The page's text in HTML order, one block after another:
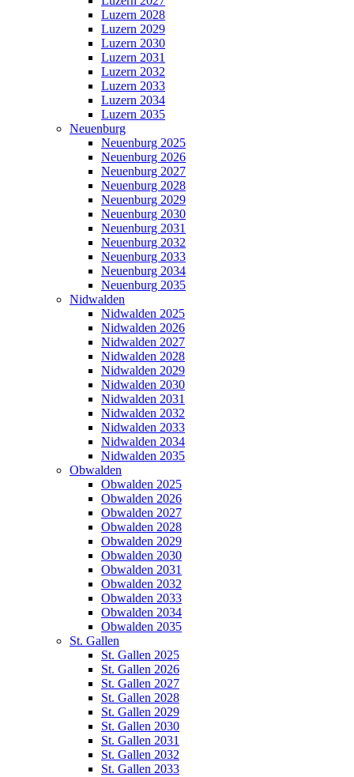
Luzern 2028
Luzern 2029
Luzern 2030
Luzern 2031
Luzern 2032
Luzern 2033
Luzern 2034
Luzern 2035
Neuenburg
Neuenburg 2025
Neuenburg 2026
Neuenburg 2027
Neuenburg 2028
Neuenburg 2029
Neuenburg 2030
Neuenburg 2031
Neuenburg 2032
Neuenburg 2033
Neuenburg 2034
Neuenburg 2035
Nidwalden
Nidwalden 2025
Nidwalden 2026
Nidwalden 2027
Nidwalden 2028
Nidwalden 2029
Nidwalden 2030
Nidwalden 2031
Nidwalden 2032
Nidwalden 2033
Nidwalden 2034
Nidwalden 2035
Obwalden
Obwalden 2025
Obwalden 2026
Obwalden 2027
Obwalden 2028
Obwalden 2029
Obwalden 2030
Obwalden 2031
Obwalden 2032
Obwalden 2033
Obwalden 2034
Obwalden 2035
St. Gallen
St. Gallen 2025
St. Gallen 2026
St. Gallen 2027
St. Gallen 2028
St. Gallen 2029
St. Gallen 2030
St. Gallen 2031
St. Gallen 2032
St. Gallen 2033